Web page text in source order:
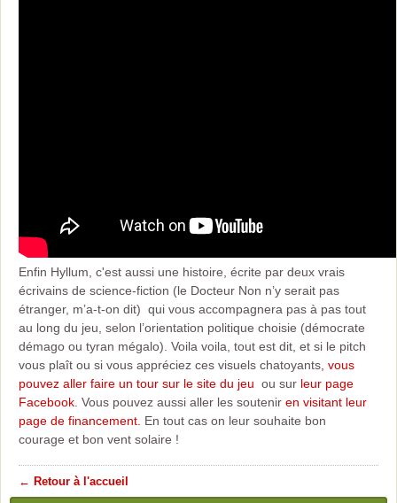
Enfin Hyllum, c'est aussi une histoire, écrite par deux vrais
écrivains de science-fiction (le Docteur Non n’y serait pas
étranger, m’a-t-on dit) qui vous accompagnera pas à pas tout
au long du jeu, selon l’orientation politique choisie (démocrate
démago ou tyran mégalo). Voila voila, tout est dit, et si le pitch
vous plaît ou si vous appréciez ces visuels chatoyants , vous
pouvez aller faire un tour sur le site du jeu ou sur leur page
Facebook . Vous pouvez aussi aller les soutenir en visitant leur
page de financement. En tout cas on leur souhaite bon
courage et bon vent solaire !
← Retour à l'accueil